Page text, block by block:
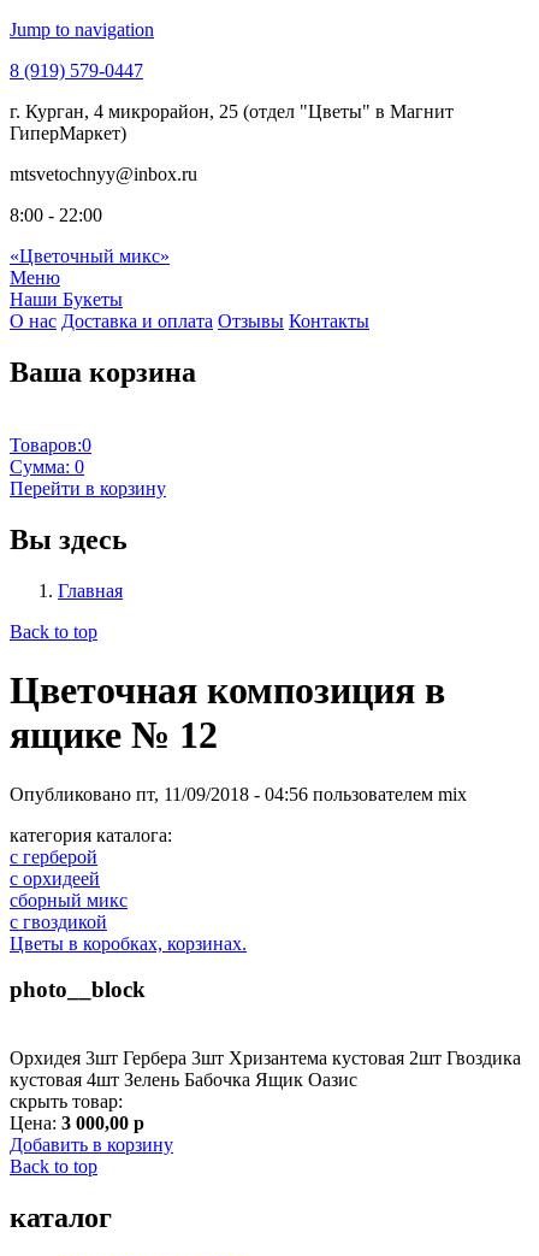
Jump to navigation
8 (919) 579-0447
г. Курган, 4 микрорайон, 25 (отдел "Цветы" в Магнит
ГиперМаркет)
mtsvetochnyy@inbox.ru
8:00 - 22:00
«Цветочный микс»
Меню
Наши Букеты
О нас Доставка и оплата Отзывы Контакты
Ваша корзина
Товаров:0
Сумма: 0
Перейти в корзину
Вы здесь
Главная
Back to top
Цветочная композиция в
ящике № 12
Опубликовано пт, 11/09/2018 - 04:56 пользователем mix
категория каталога:
с герберой
с орхидеей
сборный микс
с гвоздикой
Цветы в коробках, корзинах.
photo__block
Орхидея 3шт Гербера 3шт Хризантема кустовая 2шт Гвоздика
кустовая 4шт Зелень Бабочка Ящик Оазис
скрыть товар:
Цена: 3 000,00 р
Добавить в корзину
Back to top
каталог